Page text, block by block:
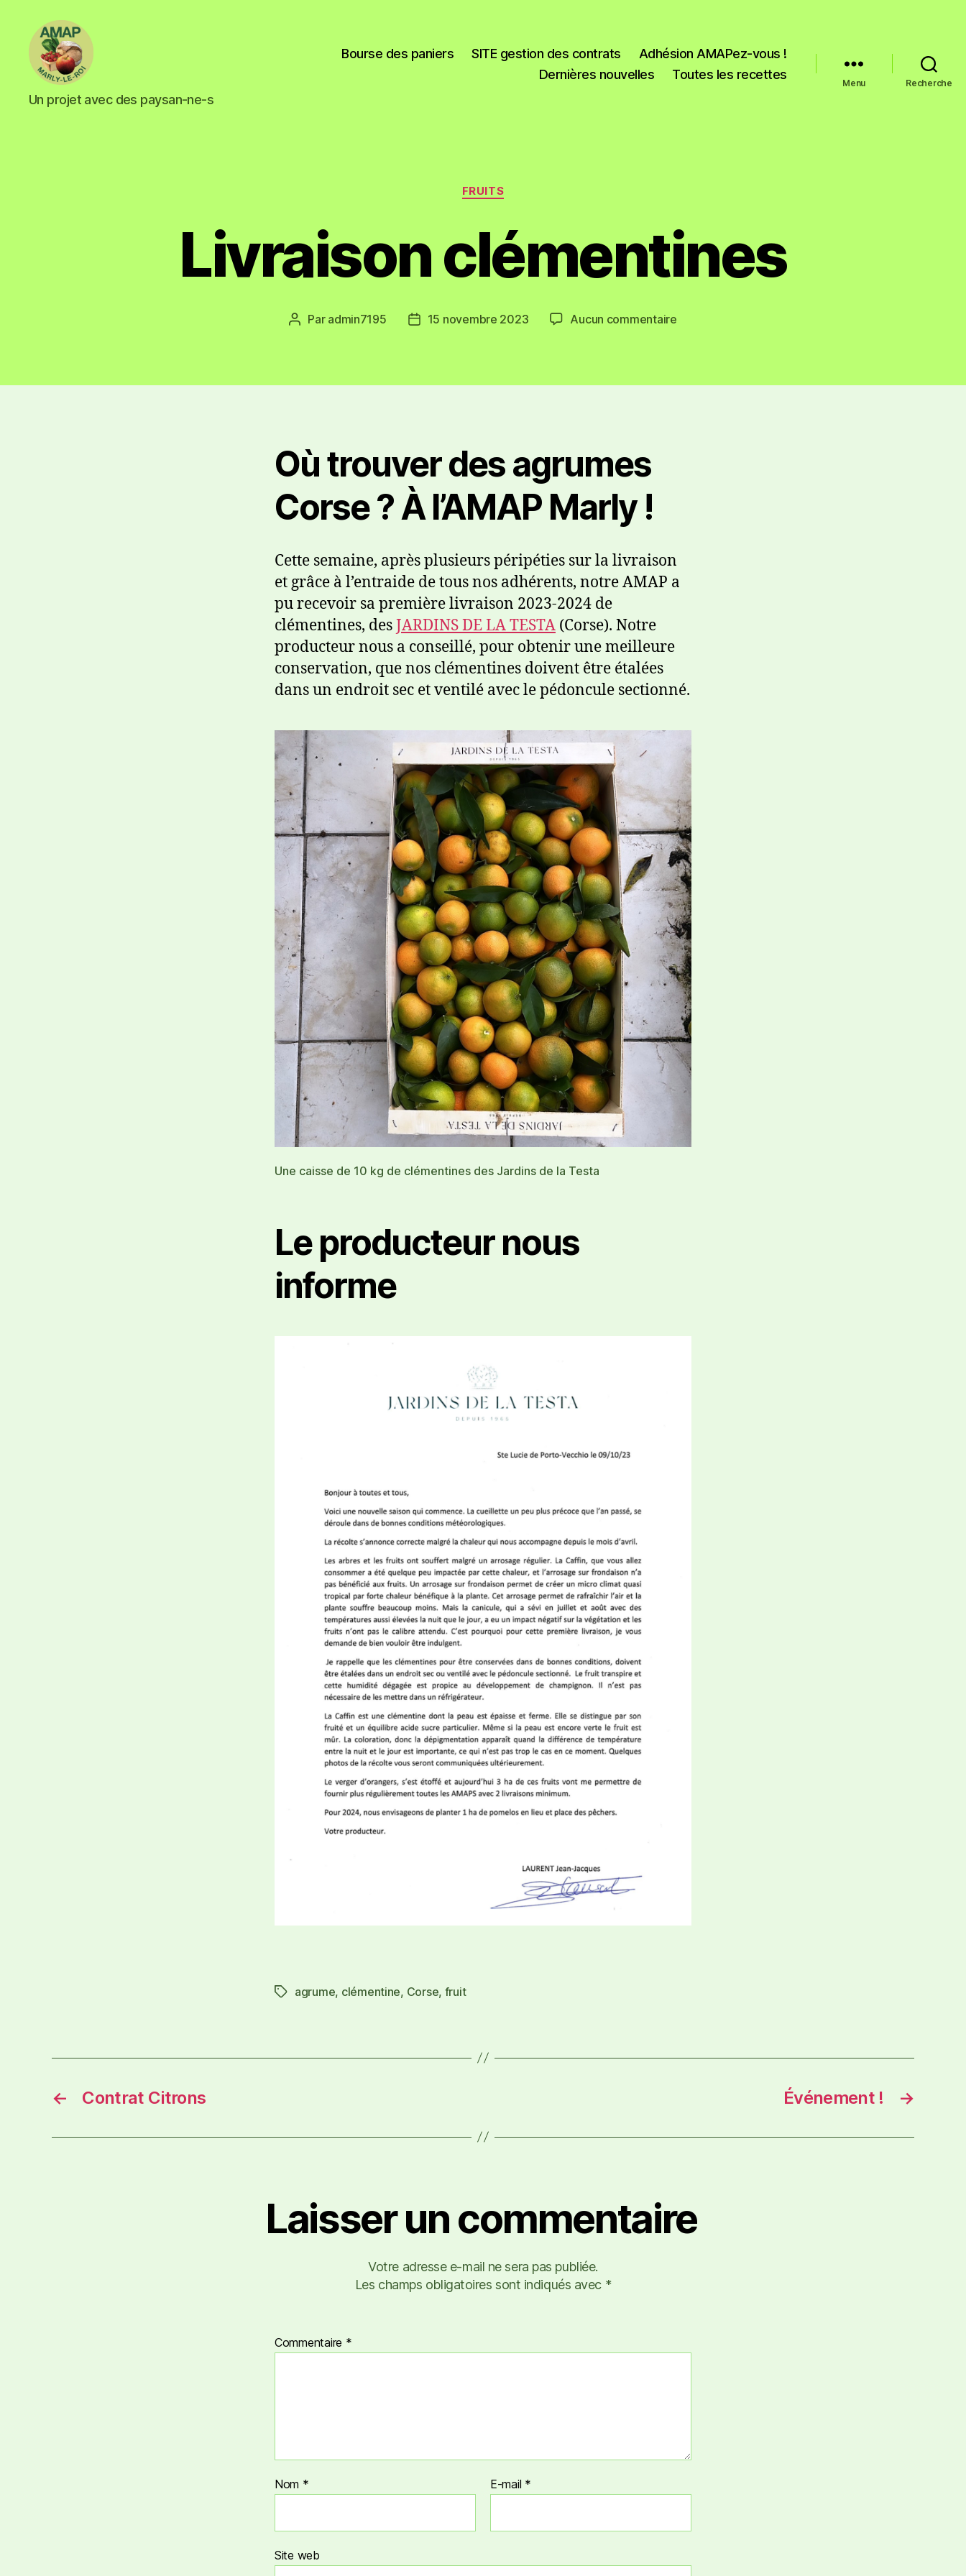
Un projet avec des paysan-ne-s
Bourse des paniers SITE gestion des contrats
Adhésion AMAPez-vous !
Dernières nouvelles
Toutes les recettes
Menu Recherche
FRUITS
Livraison clémentines
Par admin7195 15 novembre 2023 Aucun commentaire
Où trouver des agrumes
Corse ? À l’AMAP Marly !
Cette semaine, après plusieurs péripéties sur la livraison
et grâce à l’entraide de tous nos adhérents, notre AMAP a
pu recevoir sa première livraison 2023-2024 de
clémentines, desJARDINS DELATESTA (Corse). Notre
producteur nous a conseillé, pour obtenir une meilleure
conservation, que nos clémentines doivent être étalées
dans un endroit sec et ventilé avec le pédoncule sectionné.
Une caisse de 10 kg de clémentines des Jardins de la Testa
Le producteur nous
informe
agrume, clémentine, Corse, fruit
← Contrat Citrons →
Événement !
Laisser un commentaire
Votre adresse e-mail ne sera pas publiée.
Les champs obligatoires sont indiqués avec *
Commentaire *
Nom * E-mail *
Site web